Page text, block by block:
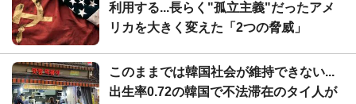
利用する...長らく"孤立主義"だったアメ
リカを大きく変えた「2つの脅威」
このままでは韓国社会が維持できない...
出生率0.72の韓国で不法滞在のタイ人が